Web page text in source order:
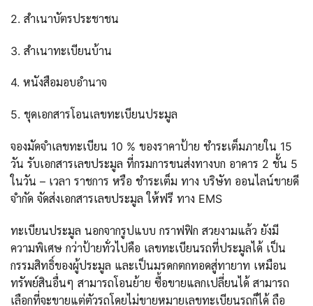
2. สำเนาบัตรประชาชน
3. สำเนาทะเบียนบ้าน
4. หนังสือมอบอำนาจ
5. ชุดเอกสารโอนเลขทะเบียนประมูล
จองมัดจำเลขทะเบียน 10 % ของราคาป้าย ชำระเต็มภายใน 15
วัน รับเอกสารเลขประมูล ที่กรมการขนส่งทางบก อาคาร 2 ชั้น 5
ในวัน – เวลา ราชการ หรือ ชำระเต็ม ทาง บริษัท ออนไลน์ขายดี
จำกัด จัดส่งเอกสารเลขประมูล ให้ฟรี ทาง EMS
ทะเบียนประมูล นอกจากรูปแบบ กราฟฟิก สวยงามแล้ว ยังมี
ความพิเศษ กว่าป้ายทั่วไปคือ เลขทะเบียนรถที่ประมูลได้ เป็น
กรรมสิทธิ์ของผู้ประมูล และเป็นมรดกตกทอดสู่ทายาท เหมือน
ทรัพย์สินอื่นๆ สามารถโอนย้าย ซื้อขายแลกเปลี่ยนได้ สามารถ
เลือกที่จะขายแต่ตัวรถโดยไม่ขายหมายเลขทะเบียนรถก็ได้ ถือ